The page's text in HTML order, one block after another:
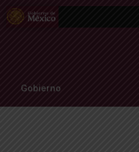
Gobierno